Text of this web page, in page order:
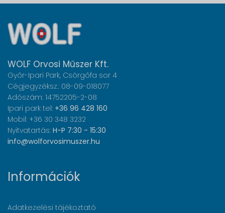
WOLF Orvosi Műszer Kft.
Győr-Ipari Park, Csörgőfa sor 4
Cégjegyzéksz.: 08-09-018077
Adószám: 14752205-2-08
Ipari park tel: +36 96 428 160
Mobil: +36 30 348 3232
Nyitvatartás: H-P 7:30 - 15:30
info@wolforvosimuszer.hu
Információk
Adatkezelési tájékoztató